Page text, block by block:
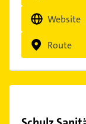
Website
Route